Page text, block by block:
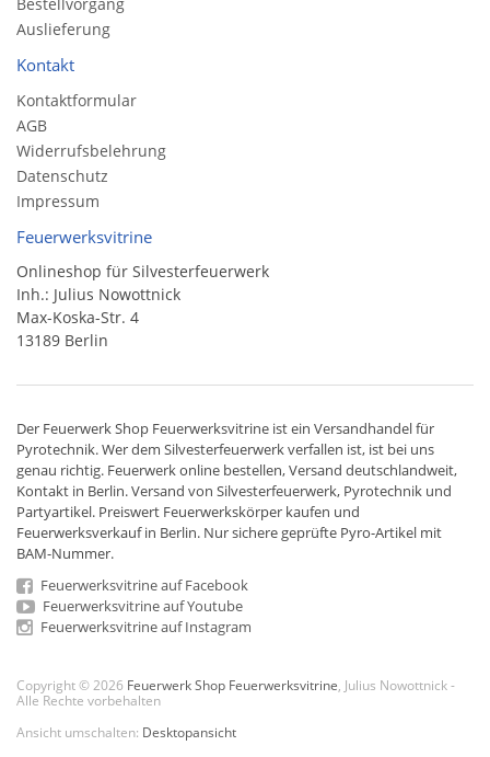
Auslieferung
Kontakt
Kontaktformular
AGB
Widerrufsbelehrung
Datenschutz
Impressum
Feuerwerksvitrine
Onlineshop für Silvesterfeuerwerk
Inh.: Julius Nowottnick
Max-Koska-Str. 4
13189 Berlin
Der Feuerwerk Shop Feuerwerksvitrine ist ein Versandhandelfür
Pyrotechnik. Wer dem Silvesterfeuerwerk verfallen ist, ist bei uns
genau richtig. Feuerwerk online bestellen,Versand deutschlandweit,
Kontakt in Berlin. Versand von Silvesterfeuerwerk, Pyrotechnik und
Partyartikel. Preiswert Feuerwerkskörper kaufen und
Feuerwerksverkauf in Berlin. Nur sichere geprüfte Pyro-Artikel mit
BAM-Nummer.
Feuerwerksvitrine auf Facebook
Feuerwerksvitrine auf Youtube
Feuerwerksvitrine auf Instagram
Copyright © 2026 Feuerwerk Shop Feuerwerksvitrine , Julius Nowottnick -
Alle Rechte vorbehalten
Ansicht umschalten: Desktopansicht